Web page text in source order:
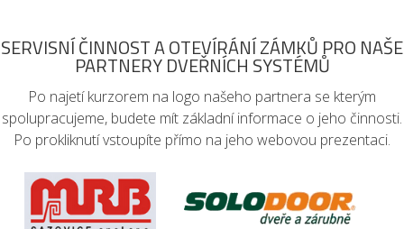
SERVISNÍ ČINNOST A OTEVÍRÁNÍ ZÁMKŮ PRO NAŠE
PARTNERY DVEŘNÍCH SYSTÉMŮ
Po najetí kurzorem na logo našeho partnera se kterým
spolupracujeme, budete mít základní informace o jeho činnosti.
Po prokliknutí vstoupíte přímo na jeho webovou prezentaci.